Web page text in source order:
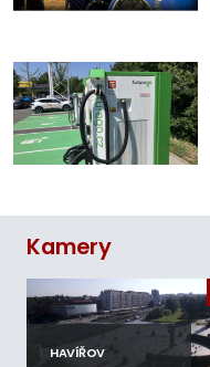
Kamery
HAVÍŘOV